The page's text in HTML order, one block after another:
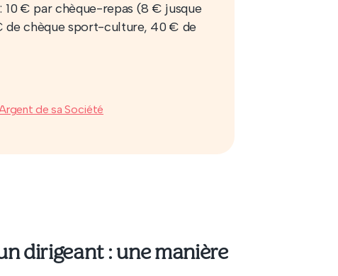
: 10 € par chèque-repas (8 € jusque
de chèque sport-culture, 40 € de
de sa Société
dirigeant : une manière